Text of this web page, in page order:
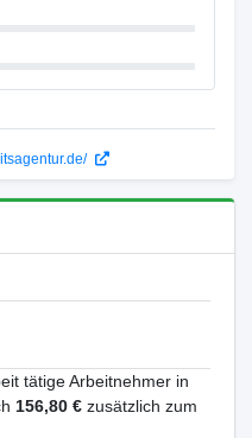
tätige Arbeitnehmer in
156,80 €zusätzlich zum